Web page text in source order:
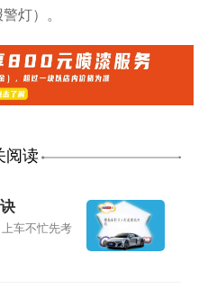
灯）。
阅读
车不忙先考